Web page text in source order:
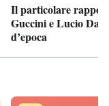
Il particolare
Guccini e Lucio
d’epoca